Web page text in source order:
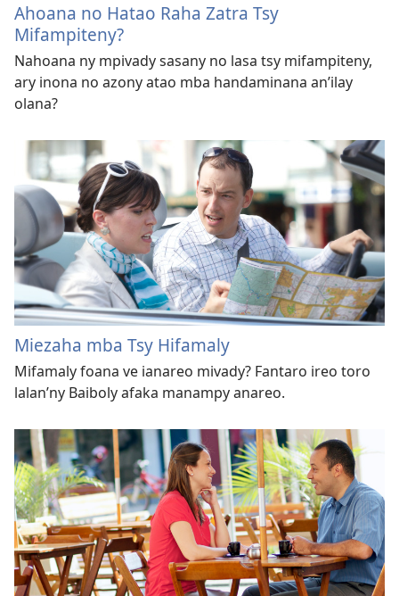
Ahoana no Hatao Raha Zatra Tsy
Mifampiteny?
Nahoana ny mpivady sasany no lasa tsy mifampiteny,
ary inona no azony atao mba handaminana an’ilay
olana?
Miezaha mba Tsy Hifamaly
Mifamaly foana ve ianareo mivady? Fantaro ireo toro
lalan’​ny Baiboly afaka manampy anareo.